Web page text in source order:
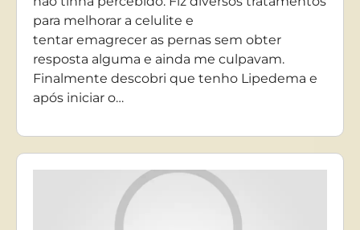
para melhorar a celulite e
tentar emagrecer as pernas sem obter
resposta alguma e ainda me culpavam.
Finalmente descobri que tenho Lipedema e
após iniciar o…